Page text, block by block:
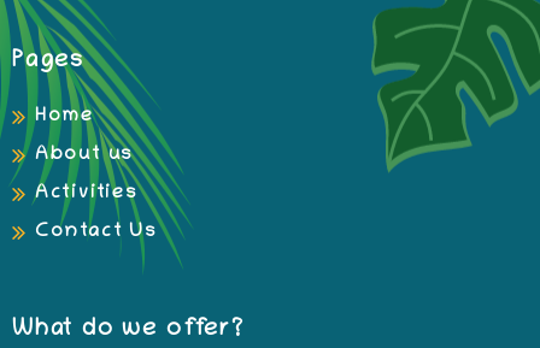
Pages
Home
About us
Activities
Contact Us
What do we offer?